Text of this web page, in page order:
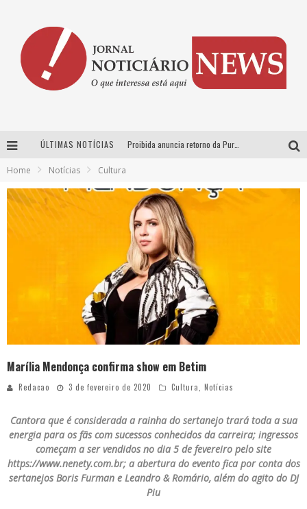
ÚLTIMAS NOTÍCIAS Proibida anuncia retorno da Puro Malte Extra e consolida trajetória de democratização cervejeira no Brasil
Home Notícias Cultura
Marília Mendonça confirma show em Betim
Redacao 3 de fevereiro de 2020 Cultura, Notícias
Cantora que é considerada a rainha do sertanejo trará toda a sua
energia para os fãs com sucessos conhecidos da carreira; ingressos
começam a ser vendidos no dia 5 de fevereiro pelo site
https://www.nenety.com.br; a abertura do evento fica por conta dos
sertanejos Boris Furman e Leandro & Romário, além do agito do DJ
Piu